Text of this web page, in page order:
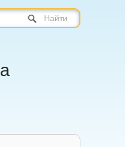
Найти